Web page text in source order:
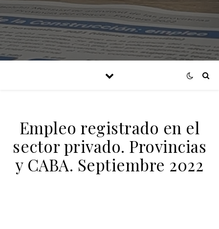
Empleo registrado en el
sector privado. Provincias
y CABA. Septiembre 2022